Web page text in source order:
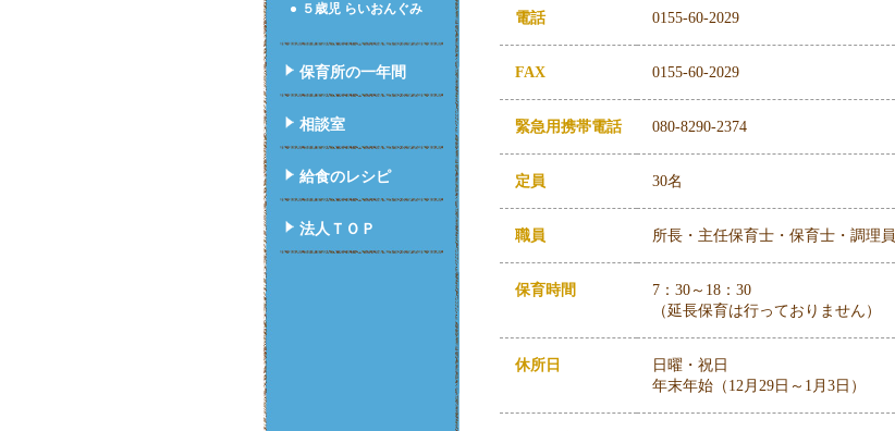
電話 0155-60-2029
FAX 0155-60-2029
緊急用携帯電話 080-8290-2374
定員 30名
職員 所長・主任保育士・保育士・調理員
保育時間
7：30～18：30
（延長保育は行っておりません）
休所日
日曜・祝日
年末年始（12月29日～1月3日）
５歳児 らいおんぐみ
保育所の一年間
相談室
給食のレシピ
法人ＴＯＰ